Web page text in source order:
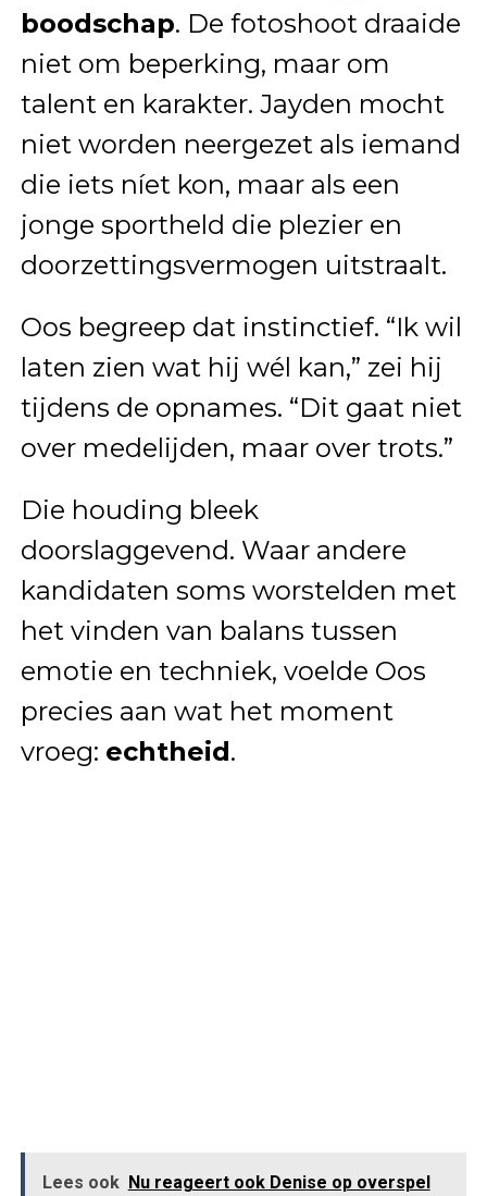
boodschap. De fotoshoot draaide
niet om beperking, maar om
talent en karakter. Jayden mocht
niet worden neergezet als iemand
die iets níet kon, maar als een
jonge sportheld die plezier en
doorzettingsvermogen uitstraalt.
Oos begreep dat instinctief. “Ik wil
laten zien wat hij wél kan,” zei hij
tijdens de opnames. “Dit gaat niet
over medelijden, maar over trots.”
Die houding bleek
doorslaggevend. Waar andere
kandidaten soms worstelden met
het vinden van balans tussen
emotie en techniek, voelde Oos
precies aan wat het moment
vroeg: echtheid.
Lees ook Nu reageert ook Denise op overspel